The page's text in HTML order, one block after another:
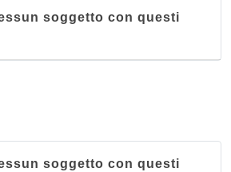
soggetto con questi
soggetto con questi